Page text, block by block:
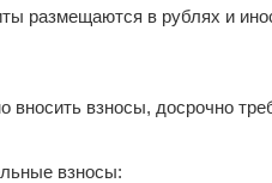
размещаются в рублях и
взносы, досрочно
взносы: